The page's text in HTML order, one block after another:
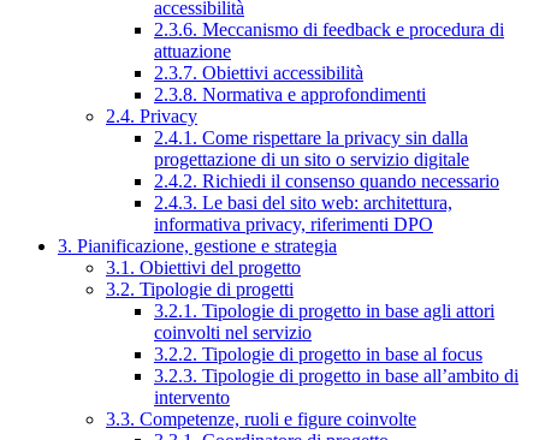
accessibilità
2.3.6. Meccanismo di feedback e procedura di
attuazione
2.3.7. Obiettivi accessibilità
2.3.8. Normativa e approfondimenti
2.4. Privacy
2.4.1. Come rispettare la privacy sin dalla
progettazione di un sito o servizio digitale
2.4.2. Richiedi il consenso quando necessario
2.4.3. Le basi del sito web: architettura,
informativa privacy, riferimenti DPO
3. Pianificazione, gestione e strategia
3.1. Obiettivi del progetto
3.2. Tipologie di progetti
3.2.1. Tipologie di progetto in base agli attori
coinvolti nel servizio
3.2.2. Tipologie di progetto in base al focus
3.2.3. Tipologie di progetto in base all’ambito di
intervento
3.3. Competenze, ruoli e figure coinvolte